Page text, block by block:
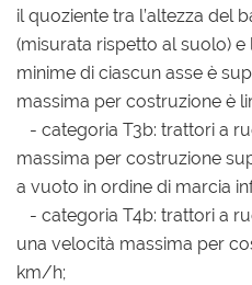
il quoziente tra l’altezza del
(misurata rispetto al suolo)
minime di ciascun asse è
massima per costruzione è
- categoria T3b: trattori a
massima per costruzione
a vuoto in ordine di marcia
- categoria T4b: trattori a
una velocità massima per
km/h;